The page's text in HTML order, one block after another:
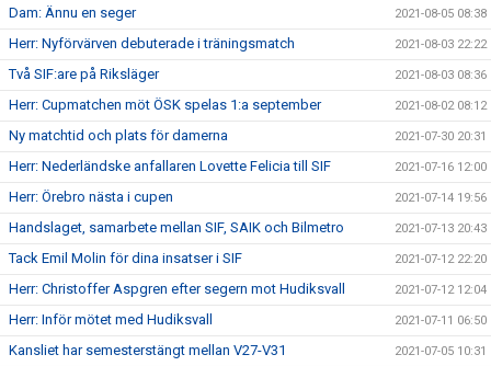
Dam: Ännu en seger 2021-08-05 08:38
Herr: Nyförvärven debuterade i träningsmatch 2021-08-03 22:22
Två SIF:are på Riksläger 2021-08-03 08:36
Herr: Cupmatchen möt ÖSK spelas 1:a september 2021-08-02 08:12
Ny matchtid och plats för damerna 2021-07-30 20:31
Herr: Nederländske anfallaren Lovette Felicia till SIF 2021-07-16 12:00
Herr: Örebro nästa i cupen 2021-07-14 19:56
Handslaget, samarbete mellan SIF, SAIK och Bilmetro 2021-07-13 20:43
Tack Emil Molin för dina insatser i SIF 2021-07-12 22:20
Herr: Christoffer Aspgren efter segern mot Hudiksvall 2021-07-12 12:04
Herr: Inför mötet med Hudiksvall 2021-07-11 06:50
Kansliet har semesterstängt mellan V27-V31 2021-07-05 10:31